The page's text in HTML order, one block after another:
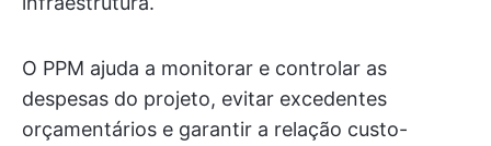
O PPM ajuda a monitorar e controlar as
despesas do projeto, evitar excedentes
orçamentários e garantir a relação custo-